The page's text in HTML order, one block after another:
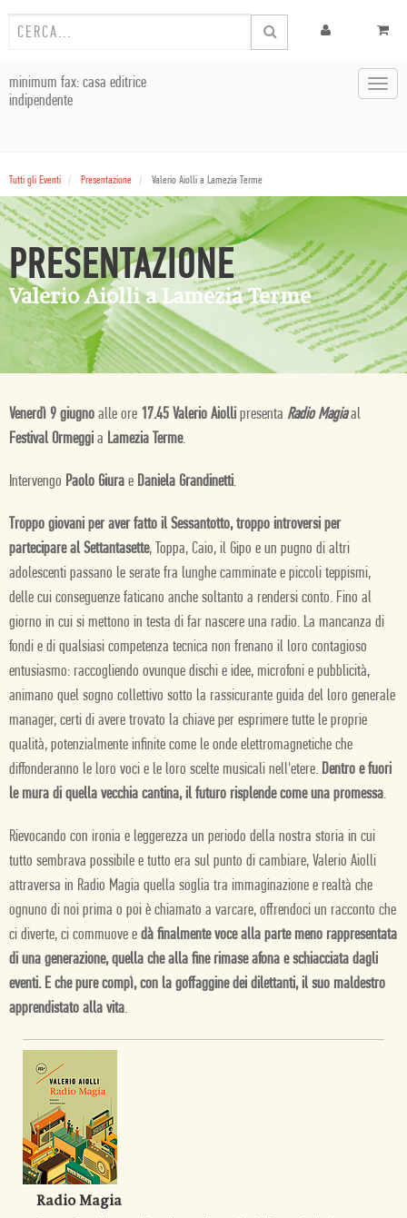
minimum fax: casa editrice
indipendente
Tutti gli Eventi Presentazione Valerio Aiolli a Lamezia Terme
PRESENTAZIONE
Valerio Aiolli a Lamezia Terme
Venerdì 9 giugno alle ore 17.45 Valerio Aiolli presenta Radio Magiaal
Festival Ormeggi a Lamezia Terme.
Intervengo Paolo Giura e Daniela Grandinetti.
Troppo giovani per aver fatto il Sessantotto, troppo introversi per
partecipare al Settantasette, Toppa, Caio, il Gipo e un pugno di altri
adolescenti passano le serate fra lunghe camminate e piccoli teppismi,
delle cui conseguenze faticano anche soltanto a rendersi conto. Fino al
giorno in cui si mettono in testa di far nascere una radio. La mancanza di
fondi e di qualsiasi competenza tecnica non frenano il loro contagioso
entusiasmo: raccogliendo ovunque dischi e idee, microfoni e pubblicità,
animano quel sogno collettivo sotto la rassicurante guida del loro generale
manager, certi di avere trovato la chiave per esprimere tutte le proprie
qualità, potenzialmente infinite come le onde elettromagnetiche che
diffonderanno le loro voci e le loro scelte musicali nell'etere. Dentro e fuori
le mura di quella vecchia cantina, il futuro risplende come una promessa.
Rievocando con ironia e leggerezza un periodo della nostra storia in cui
tutto sembrava possibile e tutto era sul punto di cambiare, Valerio Aiolli
attraversa in Radio Magia quella soglia tra immaginazione e realtà che
ognuno di noi prima o poi è chiamato a varcare, offrendoci un racconto che
ci diverte, ci commuove e dà finalmente voce alla parte meno rappresentata
di una generazione, quella che alla fine rimase afona e schiacciata dagli
eventi. E che pure compì, con la goffaggine dei dilettanti, il suo maldestro
apprendistato alla vita.
Radio Magia